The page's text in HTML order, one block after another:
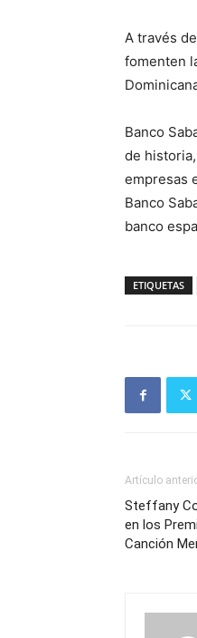
A través
fomenten
Banco
de
empresas
Banco
banco
ETIQUETAS
Artículo
Steffany
en los
Canción